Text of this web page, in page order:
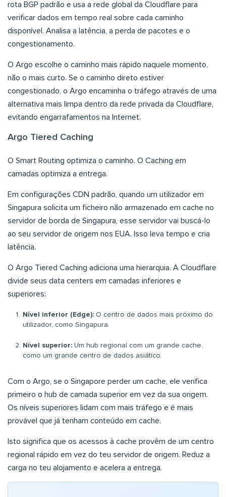
rota BGP padrão e usa a rede global da Cloudflare para
verificar dados em tempo real sobre cada caminho
disponível. Analisa a latência, a perda de pacotes e o
congestionamento.
O Argo escolhe o caminho mais rápido naquele momento,
não o mais curto. Se o caminho direto estiver
congestionado, o Argo encaminha o tráfego através de uma
alternativa mais limpa dentro da rede privada da Cloudflare,
evitando engarrafamentos na Internet.
Argo Tiered Caching
O Smart Routing optimiza o caminho. O Caching em
camadas optimiza a entrega.
Em configurações CDN padrão, quando um utilizador em
Singapura solicita um ficheiro não armazenado em cache no
servidor de borda de Singapura, esse servidor vai buscá-lo
ao seu servidor de origem nos EUA. Isso leva tempo e cria
latência.
O Argo Tiered Caching adiciona uma hierarquia. A Cloudflare
divide seus data centers em camadas inferiores e
superiores:
Nível inferior (Edge): O centro de dados mais próximo do
utilizador, como Singapura.
Nível superior: Um hub regional com um grande cache,
como um grande centro de dados asiático.
Com o Argo, se o Singapore perder um cache, ele verifica
primeiro o hub de camada superior em vez da sua origem.
Os níveis superiores lidam com mais tráfego e é mais
provável que já tenham conteúdo em cache.
Isto significa que os acessos à cache provêm de um centro
regional rápido em vez do teu servidor de origem. Reduz a
carga no teu alojamento e acelera a entrega.